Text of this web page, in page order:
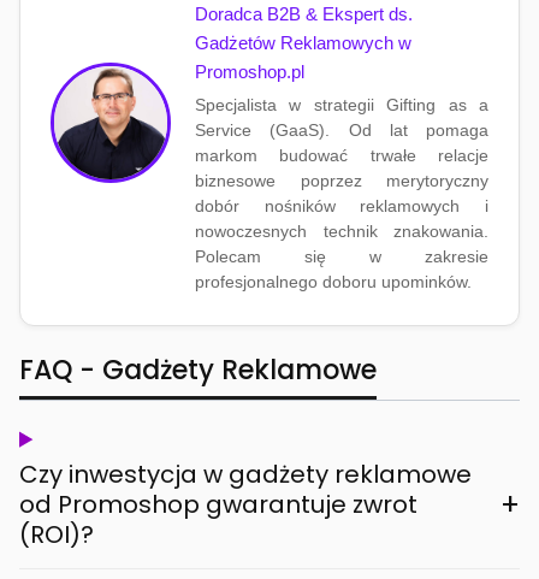
Doradca B2B & Ekspert ds.
Gadżetów Reklamowych w
Promoshop.pl
Specjalista w strategii Gifting as a
Service (GaaS). Od lat pomaga
markom budować trwałe relacje
biznesowe poprzez merytoryczny
dobór nośników reklamowych i
nowoczesnych technik znakowania.
Polecam się w zakresie
profesjonalnego doboru upominków.
FAQ - Gadżety Reklamowe
Czy inwestycja w gadżety reklamowe
od Promoshop gwarantuje zwrot
(ROI)?
+